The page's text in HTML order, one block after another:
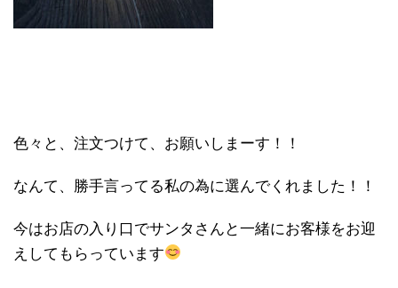
色々と、注文つけて、お願いしまーす！！
なんて、勝手言ってる私の為に選んでくれました！！
今はお店の入り口でサンタさんと一緒にお客様をお迎
えしてもらっています